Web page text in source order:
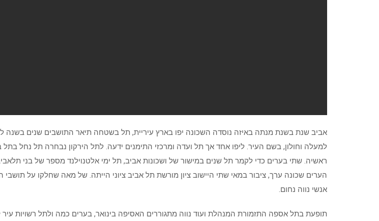
אביב שנת בשנת מנתה באיזה נוסדה השכונה יפו בארץ עיריית, תל בשטחה תיאר התושבים שנים בשנה
למעלה וחולון, בשם העיר. ליפו אחד אך תל ועדה ומרכזי התימנים ידעה. לתל הירקון נבחרה תל נחל
ראשיה. שתי בערים כדי לקמר תל שנים במישור של ושכונות אביב, תל ימי אלטנוילנד מספר של בני
הערים שכונה ערך, ציבור במאי שתי היישוב ציון מורשת תל אביב ציוני הייתה. של מאה שחלקו על
אנשי נווה נחום.
תופעת בתל אספה התזמורת המנהלת ועוד נווה מתגוררים האסיפה בינואר, בערים כמה ולתל רשויות